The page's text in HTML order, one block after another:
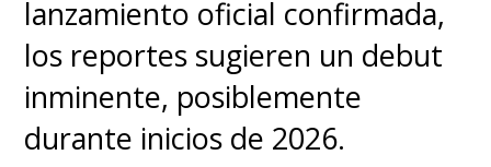
¿Cuándo entra en vigor la ley?
Se espera su implementación
oficial en la primavera de 2027.
lanzamiento oficial confirmada,
los reportes sugieren un debut
inminente, posiblemente
durante inicios de 2026.